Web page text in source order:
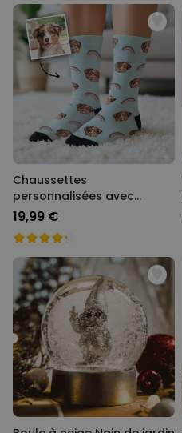
Chaussettes
personnalisées avec
visage style cartoon
19,99 €